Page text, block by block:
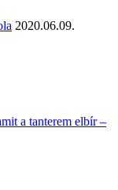
2020.06.09.
a tanterem elbír –